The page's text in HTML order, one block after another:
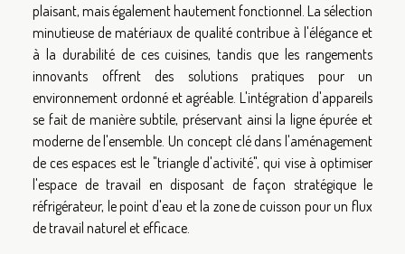
plaisant, mais également hautement fonctionnel. La sélection
minutieuse de matériaux de qualité contribue à l'élégance et
à la durabilité de ces cuisines, tandis que les rangements
innovants offrent des solutions pratiques pour un
environnement ordonné et agréable. L'intégration d'appareils
se fait de manière subtile, préservant ainsi la ligne épurée et
moderne de l'ensemble. Un concept clé dans l'aménagement
de ces espaces est le "triangle d'activité", qui vise à optimiser
l'espace de travail en disposant de façon stratégique le
réfrigérateur, le point d'eau et la zone de cuisson pour un flux
de travail naturel et efficace.